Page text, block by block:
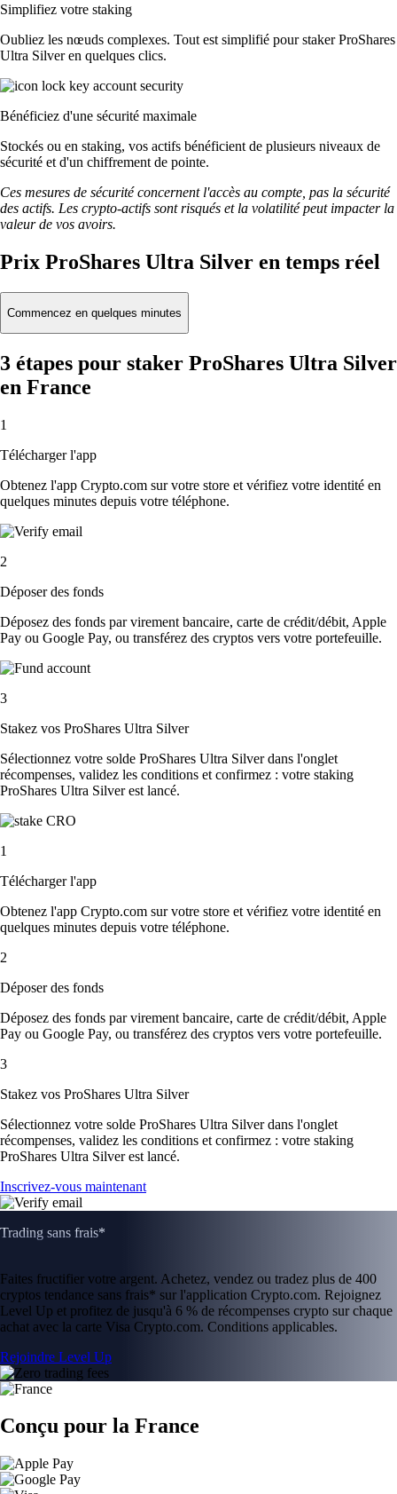
Simplifiez votre staking
Oubliez les nœuds complexes. Tout est simplifié pour staker ProShares
Ultra Silver en quelques clics.
Bénéficiez d'une sécurité maximale
Stockés ou en staking, vos actifs bénéficient de plusieurs niveaux de
sécurité et d'un chiffrement de pointe.
Ces mesures de sécurité concernent l'accès au compte, pas la sécurité
des actifs. Les crypto-actifs sont risqués et la volatilité peut impacter la
valeur de vos avoirs.
Prix ProShares Ultra Silver en temps réel
Commencez en quelques minutes
3 étapes pour staker ProShares Ultra Silver
en France
1
Télécharger l'app
Obtenez l'app Crypto.com sur votre store et vérifiez votre identité en
quelques minutes depuis votre téléphone.
2
Déposer des fonds
Déposez des fonds par virement bancaire, carte de crédit/débit, Apple
Pay ou Google Pay, ou transférez des cryptos vers votre portefeuille.
3
Stakez vos ProShares Ultra Silver
Sélectionnez votre solde ProShares Ultra Silver dans l'onglet
récompenses, validez les conditions et confirmez : votre staking
ProShares Ultra Silver est lancé.
1
Télécharger l'app
Obtenez l'app Crypto.com sur votre store et vérifiez votre identité en
quelques minutes depuis votre téléphone.
2
Déposer des fonds
Déposez des fonds par virement bancaire, carte de crédit/débit, Apple
Pay ou Google Pay, ou transférez des cryptos vers votre portefeuille.
3
Stakez vos ProShares Ultra Silver
Sélectionnez votre solde ProShares Ultra Silver dans l'onglet
récompenses, validez les conditions et confirmez : votre staking
ProShares Ultra Silver est lancé.
Inscrivez-vous maintenant
Trading sans frais*
Faites fructifier votre argent. Achetez, vendez ou tradez plus de 400
cryptos tendance sans frais* sur l'application Crypto.com. Rejoignez
Level Up et profitez de jusqu'à 6 % de récompenses crypto sur chaque
achat avec la carte Visa Crypto.com. Conditions applicables.
Rejoindre Level Up
Conçu pour la France